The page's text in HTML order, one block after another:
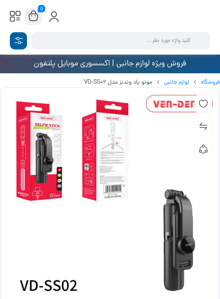
0
فروش ویژه لوازم جانبی | اکسسوری موبایل پلتفون
فروشگاه لوازم جانبی مونو پاد وندنز مدل VD-SS02